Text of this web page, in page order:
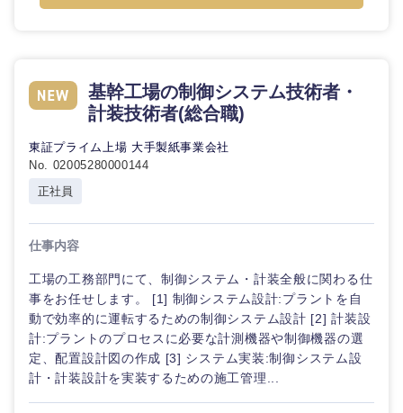
技術職
（IT）、
Webサー
作、ゲー
ム
術
職
ノ
く
り）
金融専門
職
メディカル
不動産専門職
建設・施工管理
事務職
その他
広告・宣伝・印刷
マスメディア
エンターテイメント
法律・特許事務所・監査法人
完全週休2日制 社宅・家賃補助有
基幹工場の制御システム技術者・
計装技術者(総合職)
東証プライム上場 大手製紙事業会社
No. 02005280000144
正社員
仕事内容
工場の工務部門にて、制御システム・計装全般に関わる仕
事をお任せします。 [1] 制御システム設計:プラントを自
動で効率的に運転するための制御システム設計 [2] 計装設
計:プラントのプロセスに必要な計測機器や制御機器の選
定、配置設計図の作成 [3] システム実装:制御システム設
計・計装設計を実装するための施工管理...